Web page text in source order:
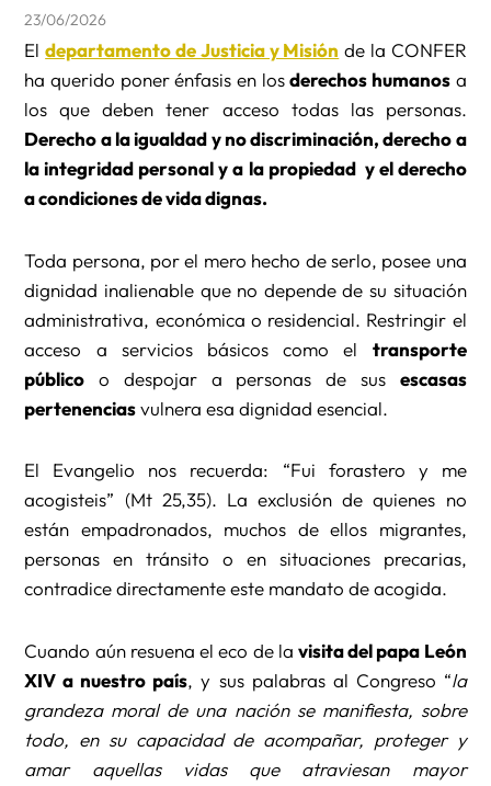
23/06/2026
Eldepartamento de Justicia y Misión de la CONFER
ha querido poner énfasis en losderechos humanosa
los que deben tener acceso todas las personas.
Derecho a la igualdad y no discriminación, derecho a
la integridad personal y a la propiedad y el derecho
a condiciones de vida dignas.
Toda persona, por el mero hecho de serlo, posee una
dignidad inalienable que no depende de su situación
administrativa, económica o residencial. Restringir el
acceso a servicios básicos como el transporte
público o despojar a personas de sus escasas
pertenenciasvulnera esa dignidad esencial.
El Evangelio nos recuerda: “Fui forastero y me
acogisteis” (Mt 25,35). La exclusión de quienes no
están empadronados, muchos de ellos migrantes,
personas en tránsito o en situaciones precarias,
contradice directamente este mandato de acogida.
Cuando aún resuena el eco de la visita del papa León
XIV a nuestro país, y sus palabras al Congreso “la
grandeza moral de una nación se manifiesta, sobre
todo, en su capacidad de acompañar, proteger y
amar aquellas vidas que atraviesan mayor